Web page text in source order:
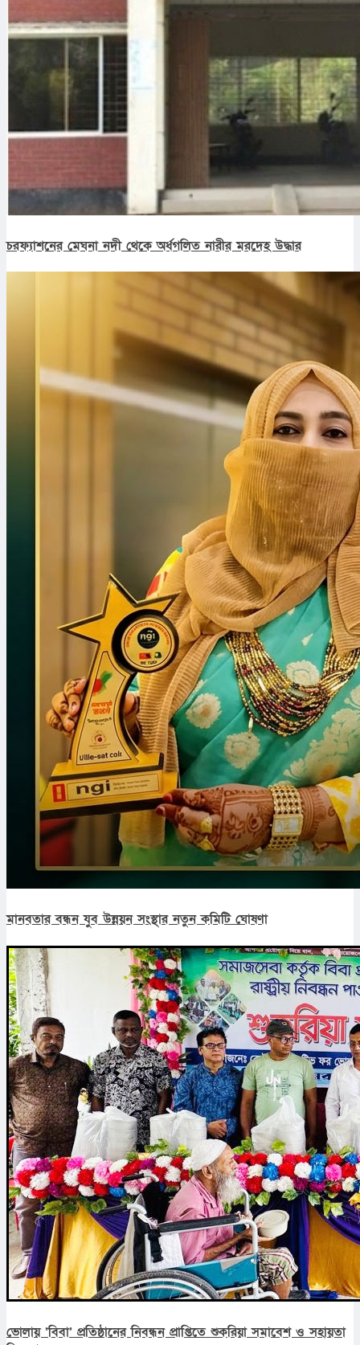
চরফ্যাশনের মেঘনা নদী থেকে অর্ধগলিত নারীর মরদেহ উদ্ধার
মানবতার বন্ধন যুব উন্নয়ন সংস্থার নতুন কমিটি ঘোষণা
ভোলায় ‘বিবা’ প্রতিষ্ঠানের নিবন্ধন প্রাপ্তিতে শুকরিয়া সমাবেশ ও সহায়তা